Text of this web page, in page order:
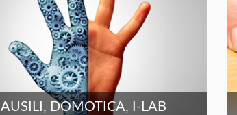
AUSILI, DOMOTICA, I-LAB